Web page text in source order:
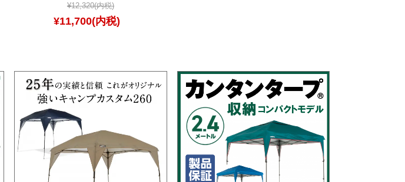
¥12,320(内税)
¥11,700(内税)